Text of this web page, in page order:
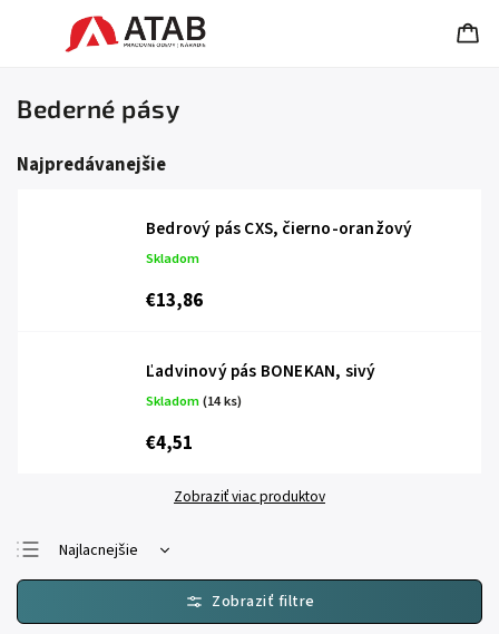
Bederné pásy
Najpredávanejšie
Bedrový pás CXS, čierno-oranžový
Skladom
€13,86
Ľadvinový pás BONEKAN, sivý
Skladom(14 ks)
€4,51
Zobraziť viac produktov
Najlacnejšie
Najdrahšie
Najpredávanejšie